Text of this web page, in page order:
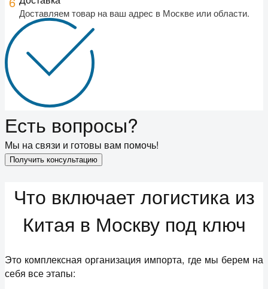
Доставляем товар на ваш адрес в Москве или области.
Есть вопросы?
Мы на связи и готовы вам помочь!
Получить консультацию
Что включает логистика из
Китая в Москву под ключ
Это комплексная организация импорта, где мы берем на
себя все этапы: